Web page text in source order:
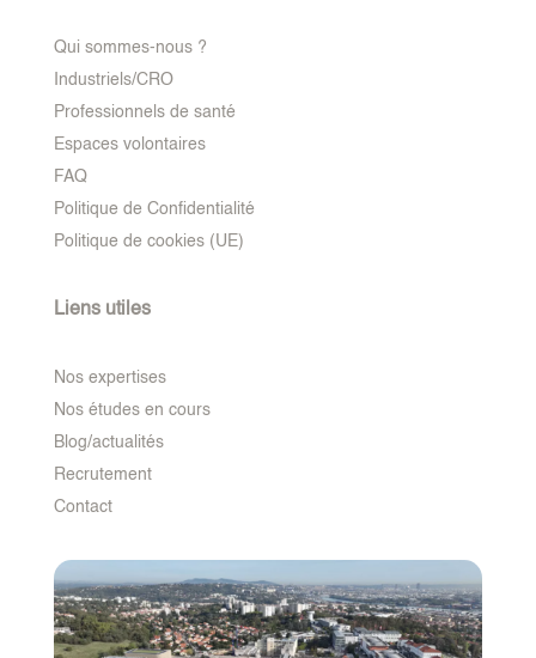
Qui sommes-nous ?
Industriels/CRO
Professionnels de santé
Espaces volontaires
FAQ
Politique de Confidentialité
Politique de cookies (UE)
Liens utiles
Nos expertises
Nos études en cours
Blog/actualités
Recrutement
Contact